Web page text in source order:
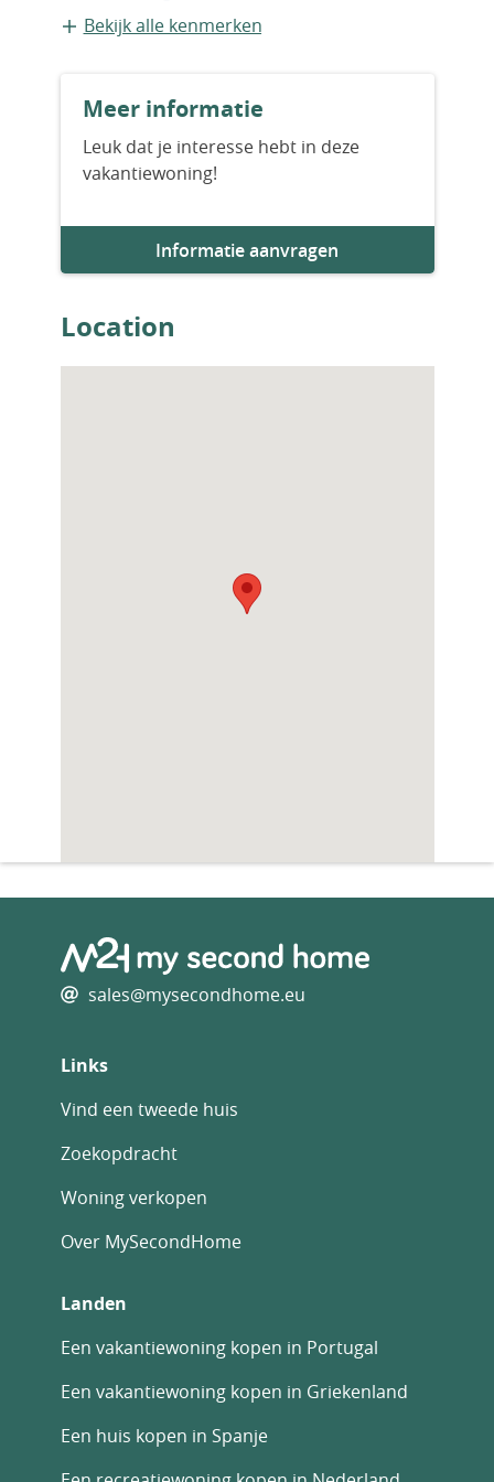
Vrijstaande recreatiewoning
Nieuwbouw
Aantal slaapkamers
Aantal badkamers
Woningfaciliteiten
Bekijk alle kenmerken
Meer informatie
Leuk dat je interesse hebt in deze
vakantiewoning!
Informatie aanvragen
Location
sales@mysecondhome.eu
Links
Vind een tweede huis
Zoekopdracht
Woning verkopen
Over MySecondHome
Landen
Een vakantiewoning kopen in Portugal
Een vakantiewoning kopen in Griekenland
Een huis kopen in Spanje